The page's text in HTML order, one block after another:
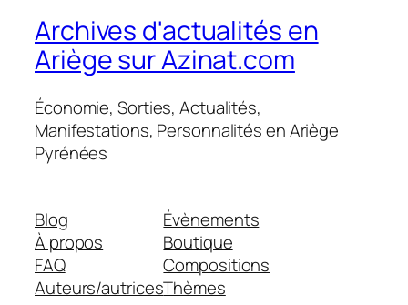
Archives d'actualités en
Ariège sur Azinat.com
Économie, Sorties, Actualités,
Manifestations, Personnalités en Ariège
Pyrénées
Blog
À propos
FAQ
Auteurs/autrices
Évènements
Boutique
Compositions
Thèmes